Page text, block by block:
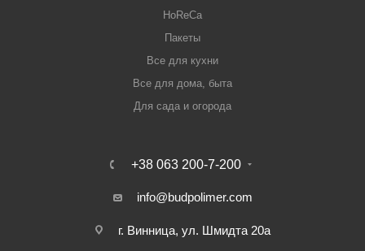
HoReCa
Пакеты
Все для кухни
Все для дома, быта
Для сада и огорода
+38 063 200-7-200
info@budpolimer.com
г. Винница, ул. Шмидта 20а